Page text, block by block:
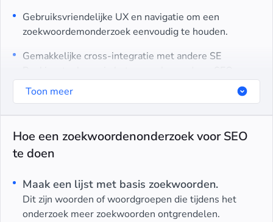
Gebruiksvriendelijke UX en navigatie om een
zoekwoordemonderzoek eenvoudig te houden.
Gemakkelijke cross-integratie met andere SE
inzichten te bieden.
Toon meer
Hoe een zoekwoordenonderzoek voor SEO
te doen
Maak een lijst met basis zoekwoorden.
Dit zijn woorden of woordgroepen die tijdens het
onderzoek meer zoekwoorden ontgrendelen.